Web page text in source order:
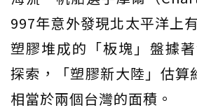
997年意外發現北太平洋上
塑膠堆成的「板塊」盤據
探索，「塑膠新大陸」估算
相當於兩個台灣的面積。